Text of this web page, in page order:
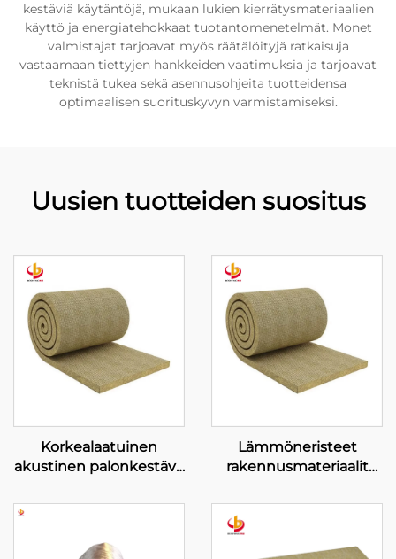
kestäviä käytäntöjä, mukaan lukien kierrätysmateriaalien
käyttö ja energiatehokkaat tuotantomenetelmät. Monet
valmistajat tarjoavat myös räätälöityjä ratkaisuja
vastaamaan tiettyjen hankkeiden vaatimuksia ja tarjoavat
teknistä tukea sekä asennusohjeita tuotteidensa
optimaalisen suorituskyvyn varmistamiseksi.
Uusien tuotteiden suositus
Korkealaatuinen
akustinen palonkestävä
Kuituvilla Metalliverkolla
Lämmöneristeet
rakennusmateriaalit